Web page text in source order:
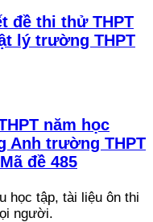
đề thi thử THPT
lý trường THPT
năm học
Anh trường THPT
đề 485
học tập, tài liệu ôn thi
người.